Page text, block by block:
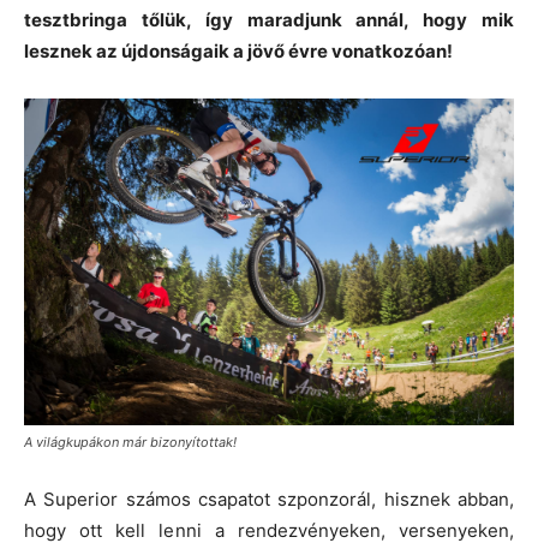
tesztbringa tőlük, így maradjunk annál, hogy mik
lesznek az újdonságaik a jövő évre vonatkozóan!
A világkupákon már bizonyítottak!
A Superior számos csapatot szponzorál, hisznek abban,
hogy ott kell lenni a rendezvényeken, versenyeken,